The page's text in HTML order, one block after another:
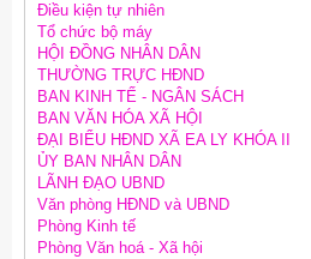
Điều kiện tự nhiên
Tổ chức bộ máy
HỘI ĐỒNG NHÂN DÂN
THƯỜNG TRỰC HĐND
BAN KINH TẾ - NGÂN SÁCH
BAN VĂN HÓA XÃ HỘI
ĐẠI BIỂU HĐND XÃ EA LY KHÓA II
ỦY BAN NHÂN DÂN
LÃNH ĐẠO UBND
Văn phòng HĐND và UBND
Phòng Kinh tế
Phòng Văn hoá - Xã hội